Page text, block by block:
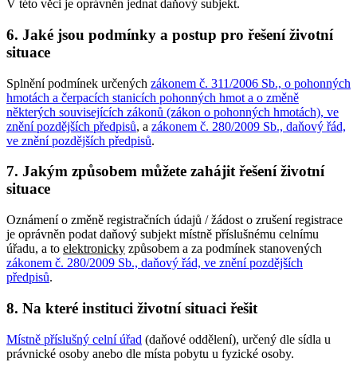
V této věci je oprávněn jednat daňový subjekt.
6. Jaké jsou podmínky a postup pro řešení životní
situace
Splnění podmínek určených zákonem č. 311/2006 Sb., o pohonných
hmotách a čerpacích stanicích pohonných hmot a o změně
některých souvisejících zákonů (zákon o pohonných hmotách), ve
znění pozdějších předpisů, a zákonem č. 280/2009 Sb., daňový řád,
ve znění pozdějších předpisů.
7. Jakým způsobem můžete zahájit řešení životní
situace
Oznámení o změně registračních údajů / žádost o zrušení registrace
je oprávněn podat daňový subjekt místně příslušnému celnímu
úřadu, a to elektronicky způsobem a za podmínek stanovených
zákonem č. 280/2009 Sb., daňový řád, ve znění pozdějších
předpisů.
8. Na které instituci životní situaci řešit
Místně příslušný celní úřad (daňové oddělení), určený dle sídla u
právnické osoby anebo dle místa pobytu u fyzické osoby.